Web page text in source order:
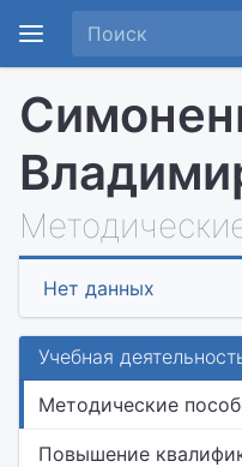
Нет данных
Учебная
Методические
Повышение